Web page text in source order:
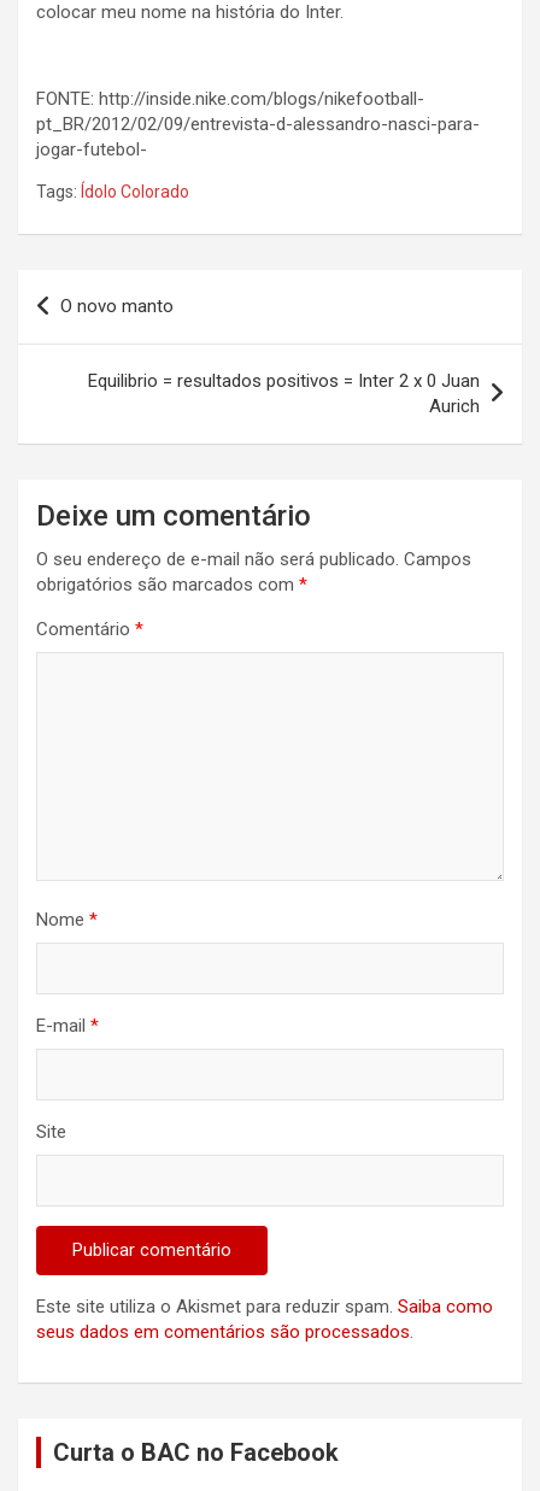
colocar meu nome na história do Inter.
FONTE: http://inside.nike.com/blogs/nikefootball-
pt_BR/2012/02/09/entrevista-d-alessandro-nasci-para-
jogar-futebol-
Tags: Ídolo Colorado
Navegação
de
O novo manto
Equilibrio = resultados positivos = Inter 2 x 0 Juan
Aurich
Deixe um comentário
O seu endereço de e-mail não será publicado. Campos
obrigatórios são marcados com *
Comentário *
Nome *
E-mail *
Site
Este site utiliza o Akismet para reduzir spam. Saiba como
seus dados em comentários são processados.
Curta o BAC no Facebook